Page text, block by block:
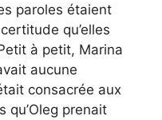
paroles étaient
qu’elles
à petit, Marina
aucune
consacrée aux
qu’Oleg prenait